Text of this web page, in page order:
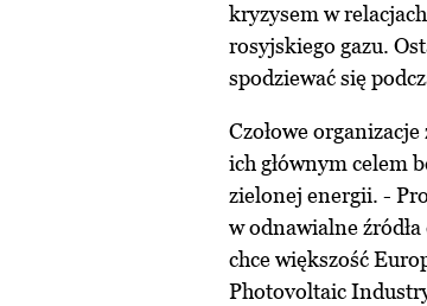
kryzysem w
rosyjskiego gazu.
spodziewać się
Czołowe
ich głównym celem
zielonej energii. -
w odnawialne
chce większość
Photovoltaic